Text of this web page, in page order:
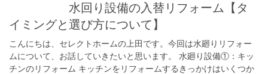
水回り設備の入替リフォーム【タ
イミングと選び方について】
こんにちは、セレクトホームの上田です。今回は水廻りリフォー
ムについて、お話していきたいと思います。 水廻り設備①：キッ
チンのリフォーム キッチンをリフォームするきっかけはいくつか